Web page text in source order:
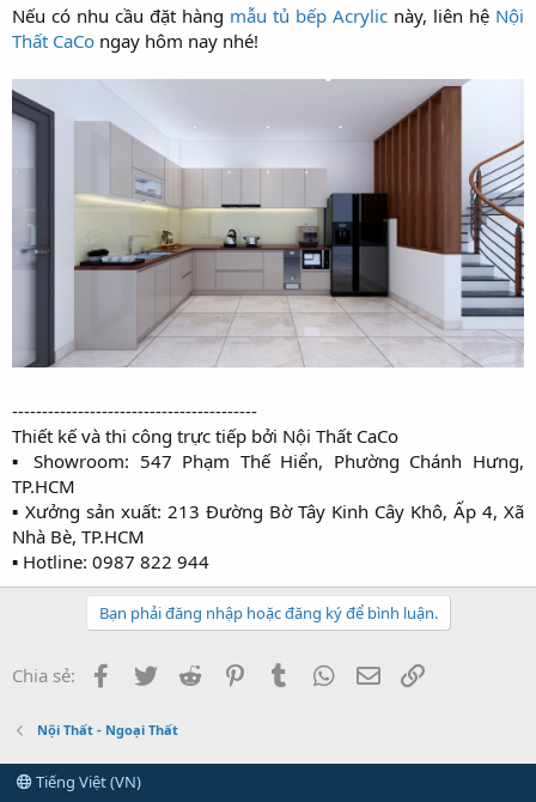
Nếu có nhu cầu đặt hàng mẫu tủ bếp Acrylic này, liên hệ Nội
Thất CaCo ngay hôm nay nhé!
-----------------------------------------
Thiết kế và thi công trực tiếp bởi Nội Thất CaCo
▪ Showroom: 547 Phạm Thế Hiển, Phường Chánh Hưng,
TP.HCM
▪ Xưởng sản xuất: 213 Đường Bờ Tây Kinh Cây Khô, Ấp 4, Xã
Nhà Bè, TP.HCM
▪ Hotline: 0987 822 944​
Bạn phải đăng nhập hoặc đăng ký để bình luận.
Chia sẻ: Facebook
Twitter Reddit PinterestTumblr WhatsApp
Email
Nội Thất - Ngoại Thất
Tiếng Việt (VN)